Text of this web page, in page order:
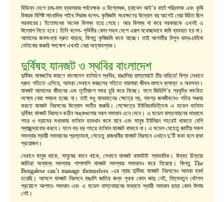
বিভিন্ন দেশে চাষ-বাস ব্যবস্থার পর্যবেক্ষক ও বিশ্লেষক, চ্যানেল আই’র বার্তা পরিচালক এবং কৃষি
বিষয়ক বিশিষ্ট সাংবাদিক শাইখ সিরাজ বলেন- কৃষিজমি সংরক্ষণের উদ্যোগ বহু আগেই নেয়া উচিত ছিল
সরকারের। ইতোমধ্যে অনেক বিলম্ব হয়ে গেছে। আর বিলম্ব না করে সরকারকে এখনই এ
উদ্যোগ নিতে হবে। তিনি বলেন- পৃথিবীর কোন সভ্য দেশে এরূপ যথেচ্ছভাবে জমি ব্যবহৃত হয় না।
আমাদের জনসংখ্যা দ্রুত বাড়ছে, কিন্তু কৃষিজমি কমে যাচ্ছে। তাই আগামীর বিপুল খাদ্য-চাহিদা
মেটানোর জরুরি পদক্ষেপ এখনই নেয়া অত্যাবশ্যক।
দুর্বিষহ যানজট ও স্থবির বাংলাদেশ
দুর্বিষহ যানজটের কারণে বাংলাদেশ বর্তমানে স্থবির, বাঙালিরা রাস্তাঘাটে ঠাঁয় দাড়িয়ে! বিশ্ব যেখানে
দ্রুত গতিতে এগিয়ে, আমরা সেখানে কচ্ছপের গতিতে দায়সারা জীবন-যাপনে ক্লান্ত ও অবসন্ন।
যানজট আমাদের জীবনের এক তৃতীয়াংশ সময় চুরি করে নিচ্ছে। ফলে জিডিপি’র প্রবৃদ্ধি কাংখিত
লক্ষ্যে নেয়া সম্ভব হচ্ছে না। তাই শুধু যানবাহনের ক্ষেত্রে নয়, সমগ্র জনজীবনেও গতির সঞ্চার
করতে যানজট নিরসনের উদ্যোগ অতীব জরুরি। সেক্ষেত্রে ইউনিয়নভিত্তিক এ মডেল বর্তমান
দুর্বিষহ যানজট নিরসনে কঠিন অঙ্কগুলোর সরল সমাধান এনে দেবে। এ মডেল বাস্তবায়নের মাধ্যমে
শহর ও গ্রামের মধ্যকার বর্তমান ব্যবধান কমে যাবে এবং মানুষ ইউনিয়ন শহরেই থাকতে বেশি
স্বাচ্ছন্দ্যবোধ করবে। ফলে বড় বড় শহরে বর্তমান যানজট থাকবে না। এ মডেল যেহেতু জাতীয় সকল
সমস্যার স্থায়ী সমাধানের প্রস্তাবনা, সেহেতু রাজধানীর যানজট নিরসনে এখানে দু’টি কথা বলে রাখা
প্রয়োজন।
যেখানে মানুষ থাকে, মানুষের বাহন থাকে, সেখানে যানজট থাকাটাই স্বাভাবিক। উন্নত চিন্তার
জাতিরা অন্যান্য সমস্যার পাশাপাশি যানজট সমস্যার সমাধানও করে নিয়েছে। কিন্তু The
Bengalese can’t manage themselves -এর ন্যায় দুর্বিষহ যানজট নিরসনেও আমরা ব্যর্থ
হয়েছি। আসলে যানজট নিরসনে বাঙালি জাতির জন্য পৃথক কোন জাদু নেই, নিত্যনতুন কৌশল
প্রয়োগে আপাতঃ সমাধান এবং এ মডেল বাস্তবায়নের মাধ্যমে স্থায়ী সমাধান ছাড়া কোন উপায়
নেই।